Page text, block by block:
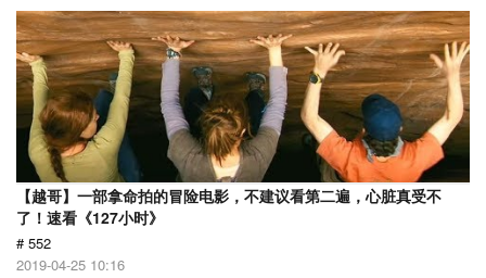
【越哥】一部拿命拍的冒险电影，不建议看第二遍，心脏真受不
了！速看《127小时》
# 552
2019-04-25 10:16